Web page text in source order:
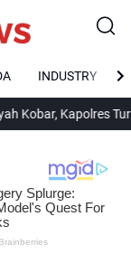
INDUSTRY
Kapolres Turun